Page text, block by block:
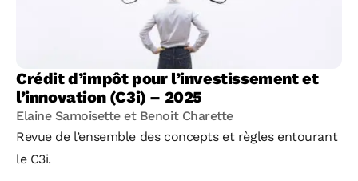
Crédit d’impôt pour l’investissement et
l’innovation (C3i) – 2025
Elaine Samoisette et Benoit Charette
Revue de l’ensemble des concepts et règles entourant
le C3i.